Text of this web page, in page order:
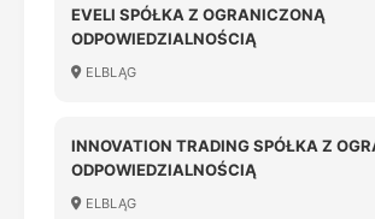
EVELI SPÓŁKA Z OGRANICZONĄ
ODPOWIEDZIALNOŚCIĄ
ELBLĄG
INNOVATION TRADING SPÓŁKA Z
ODPOWIEDZIALNOŚCIĄ
ELBLĄG